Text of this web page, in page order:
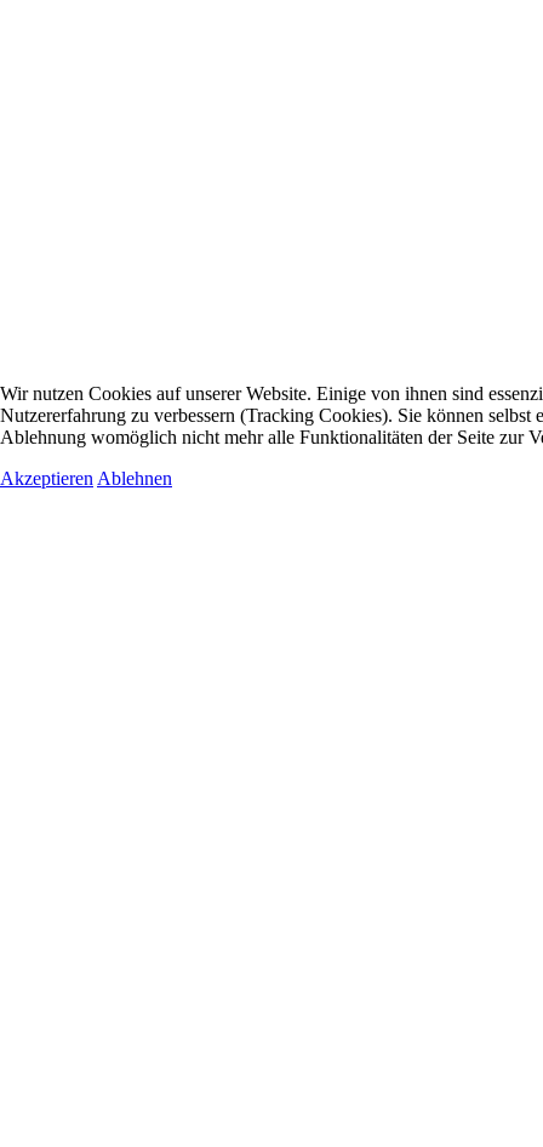
Wir nutzen Cookies auf unserer Website. Einige von ihnen sind
Nutzererfahrung zu verbessern (Tracking Cookies). Sie können selbst
Ablehnung womöglich nicht mehr alle Funktionalitäten der Seite zur
Akzeptieren Ablehnen